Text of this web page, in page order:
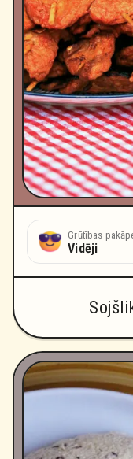
Grūtības
Vidēji